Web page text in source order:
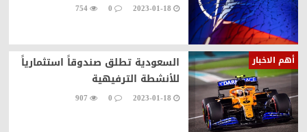
2023-01-18
0
754
أهم الاخبار
السعودية تطلق صندوقاً استثمارياً
للأنشطة الترفيهية
2023-01-18
0
907